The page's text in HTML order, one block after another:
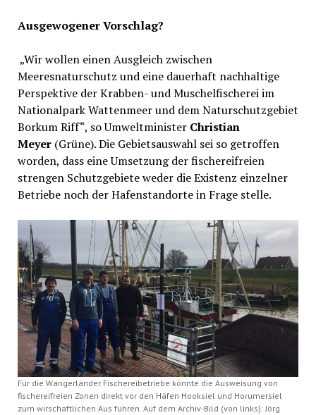
Ausgewogener Vorschlag?
„Wir wollen einen Ausgleich zwischen
Meeresnaturschutz und eine dauerhaft nachhaltige
Perspektive der Krabben- und Muschelfischerei im
Nationalpark Wattenmeer und dem Naturschutzgebiet
Borkum Riff“, so Umweltminister Christian
Meyer(Grüne). Die Gebietsauswahl sei so getroffen
worden, dass eine Umsetzung der fischereifreien
strengen Schutzgebiete weder die Existenz einzelner
Betriebe noch der Hafenstandorte in Frage stelle.
Für die Wangerländer Fischereibetriebe könnte die Ausweisung von
fischereifreien Zonen direkt vor den Häfen Hooksiel und Horumersiel
zum wirschaftlichen Aus führen. Auf dem Archiv-Bild (von links): Jörg